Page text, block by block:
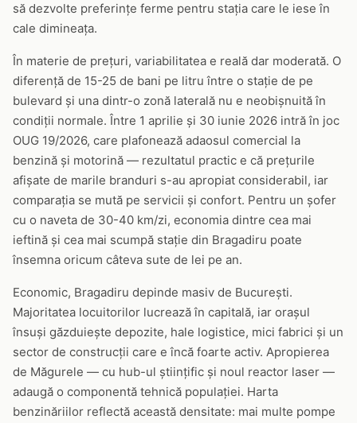
să dezvolte preferințe ferme pentru stația care le iese în
cale dimineața.
În materie de prețuri, variabilitatea e reală dar moderată. O
diferență de 15-25 de bani pe litru între o stație de pe
bulevard și una dintr-o zonă laterală nu e neobișnuită în
condiții normale. Între 1 aprilie și 30 iunie 2026 intră în joc
OUG 19/2026, care plafonează adaosul comercial la
benzină și motorină — rezultatul practic e că prețurile
afișate de marile branduri s-au apropiat considerabil, iar
comparația se mută pe servicii și confort. Pentru un șofer
cu o naveta de 30-40 km/zi, economia dintre cea mai
ieftină și cea mai scumpă stație din Bragadiru poate
însemna oricum câteva sute de lei pe an.
Economic, Bragadiru depinde masiv de București.
Majoritatea locuitorilor lucrează în capitală, iar orașul
însuși găzduiește depozite, hale logistice, mici fabrici și un
sector de construcții care e încă foarte activ. Apropierea
de Măgurele — cu hub-ul științific și noul reactor laser —
adaugă o componentă tehnică populației. Harta
benzinăriilor reflectă această densitate: mai multe pompe